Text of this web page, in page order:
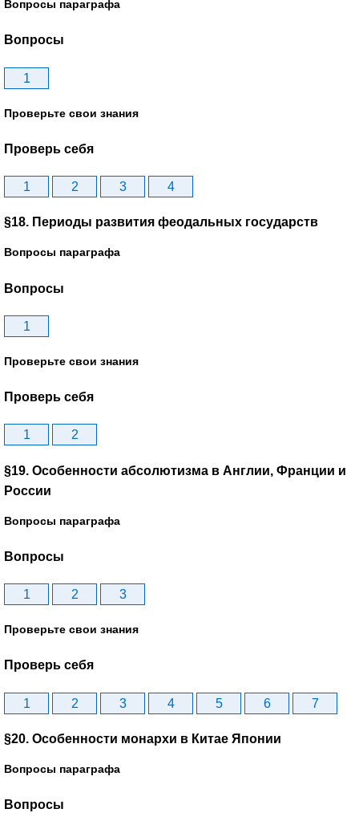
Вопросы параграфа
Вопросы
1
Проверьте свои знания
Проверь себя
1 2 3 4
§18. Периоды развития феодальных государств
Вопросы параграфа
Вопросы
1
Проверьте свои знания
Проверь себя
1 2
§19. Особенности абсолютизма в Англии, Франции и
России
Вопросы параграфа
Вопросы
1 2 3
Проверьте свои знания
Проверь себя
1 2 3 4 5 6 7
§20. Особенности монархи в Китае Японии
Вопросы параграфа
Вопросы